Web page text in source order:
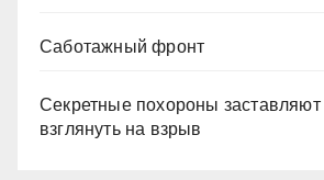
Саботажный фронт
Секретные похороны заставляют
взглянуть на взрыв